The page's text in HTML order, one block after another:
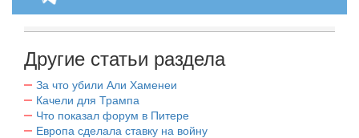
Другие статьи раздела
За что убили Али Хаменеи
Качели для Трампа
Что показал форум в Питере
Европа сделала ставку на войну